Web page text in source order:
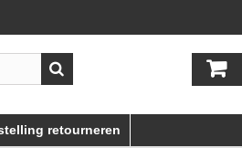
retourneren